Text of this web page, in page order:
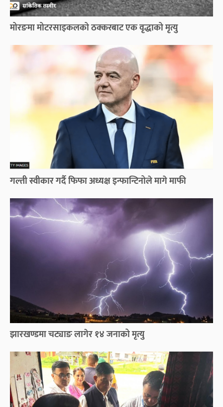
मोरङमा मोटरसाइकलको ठक्करबाट एक वृद्धाको मृत्यु
गल्ती स्वीकार गर्दै फिफा अध्यक्ष इन्फान्टिनोले मागे माफी
झारखण्डमा चट्याङ लागेर १४ जनाको मृत्यु